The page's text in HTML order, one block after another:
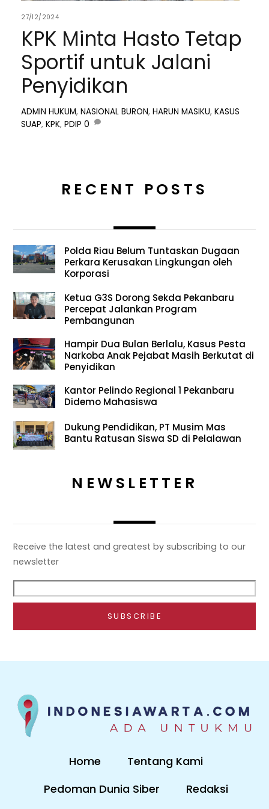
27/12/2024
KPK Minta Hasto Tetap
Sportif untuk Jalani
Penyidikan
ADMIN HUKUM,NASIONAL BURON,HARUN MASIKU,KASUS
SUAP,KPK,PDIP 0
RECENT POSTS
Polda Riau Belum Tuntaskan Dugaan
Perkara Kerusakan Lingkungan oleh
Korporasi
Ketua G3S Dorong Sekda Pekanbaru
Percepat Jalankan Program
Pembangunan
Hampir Dua Bulan Berlalu, Kasus Pesta
Narkoba Anak Pejabat Masih Berkutat di
Penyidikan
Kantor Pelindo Regional 1 Pekanbaru
Didemo Mahasiswa
Dukung Pendidikan, PT Musim Mas
Bantu Ratusan Siswa SD di Pelalawan
NEWSLETTER
Receive the latest and greatest by subscribing to our
newsletter
Home
Tentang Kami
Pedoman Dunia Siber
Redaksi